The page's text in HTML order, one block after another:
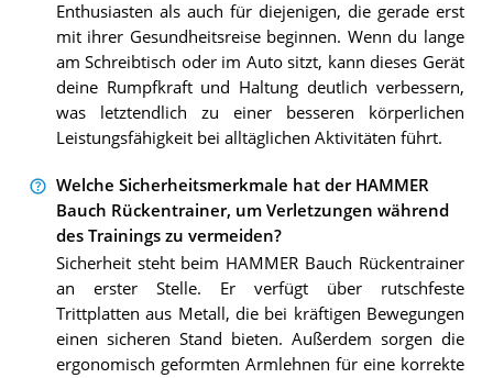
Enthusiasten als auch für diejenigen, die gerade erst
mit ihrer Gesundheitsreise beginnen. Wenn du lange
am Schreibtisch oder im Auto sitzt, kann dieses Gerät
deine Rumpfkraft und Haltung deutlich verbessern,
was letztendlich zu einer besseren körperlichen
Leistungsfähigkeit bei alltäglichen Aktivitäten führt.
Welche Sicherheitsmerkmale hat der HAMMER
Bauch Rückentrainer, um Verletzungen während
des Trainings zu vermeiden?
Sicherheit steht beim HAMMER Bauch Rückentrainer
an erster Stelle. Er verfügt über rutschfeste
Trittplatten aus Metall, die bei kräftigen Bewegungen
einen sicheren Stand bieten. Außerdem sorgen die
ergonomisch geformten Armlehnen für eine korrekte